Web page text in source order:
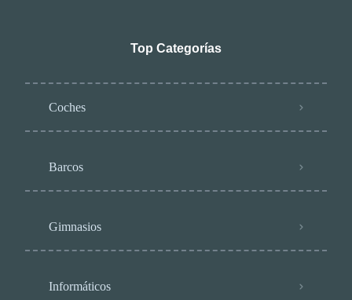
Top Categorías
Coches
Barcos
Gimnasios
Informáticos